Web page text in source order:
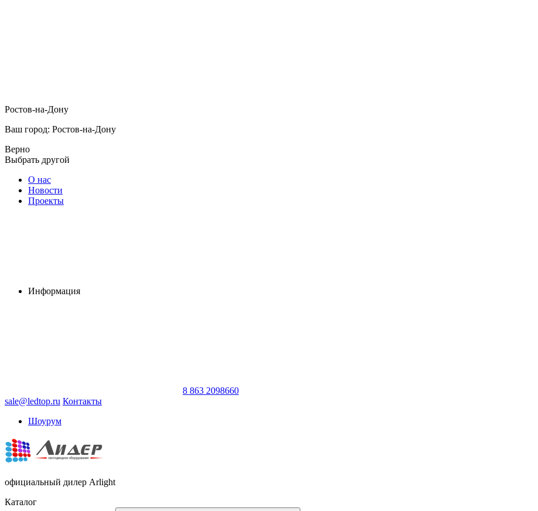
Ростов-на-Дону
Ваш город: Ростов-на-Дону
Верно
Выбрать другой
О нас
Новости
Проекты
Информация
8 863 2098660
sale@ledtop.ru Контакты
Шоурум
официальный дилер Arlight
Каталог